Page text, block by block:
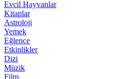
Evcil Hayvanlar
Kitaplar
Astroloji
Yemek
Eğlence
Etkinlikler
Dizi
Müzik
Film